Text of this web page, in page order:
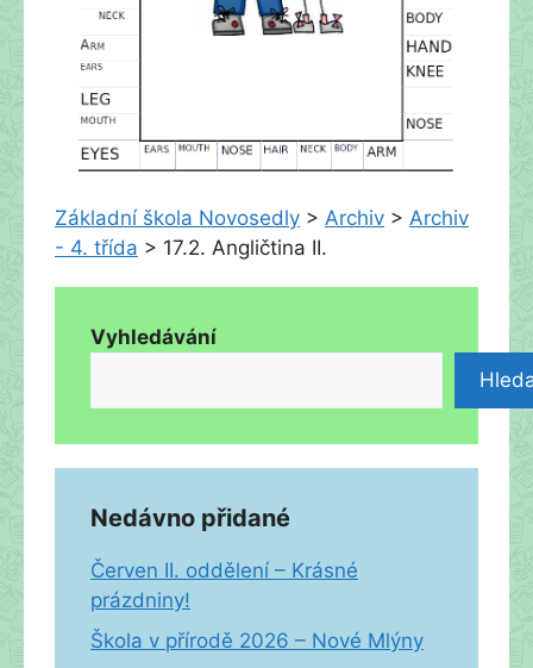
Základní škola Novosedly > Archiv > Archiv
- 4. třída > 17.2. Angličtina II.
Vyhledávání
Nedávno přidané
Červen II. oddělení – Krásné
prázdniny!
Škola v přírodě 2026 – Nové Mlýny